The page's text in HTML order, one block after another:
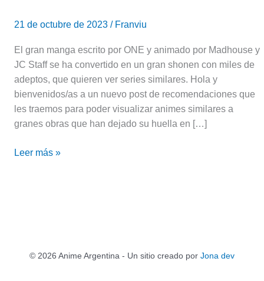
21 de octubre de 2023 / Franviu
El gran manga escrito por ONE y animado por Madhouse y
JC Staff se ha convertido en un gran shonen con miles de
adeptos, que quieren ver series similares. Hola y
bienvenidos/as a un nuevo post de recomendaciones que
les traemos para poder visualizar animes similares a
granes obras que han dejado su huella en […]
Leer más »
© 2026 Anime Argentina - Un sitio creado por Jona dev